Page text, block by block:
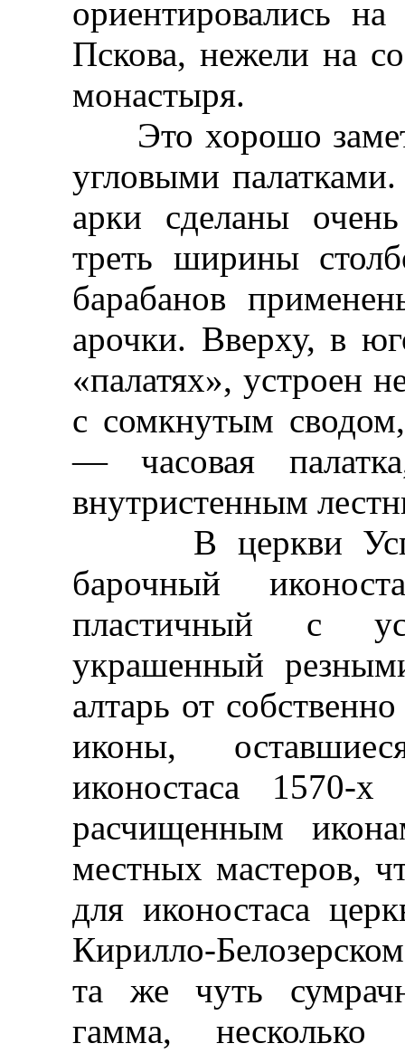
ориентировались
Пскова, нежели на
монастыря.
Это хорошо
угловыми
арки сделаны
треть ширины
барабанов
арочки. Вверху, в
«палатях», устроен
с сомкнутым
— часовая
внутристенным
В церкви
барочный
пластичный с
украшенный
алтарь от
иконы,
иконостаса 1570-
расчищенным
местных мастеров,
для иконостаса
Кирилло-
та же чуть
гамма,